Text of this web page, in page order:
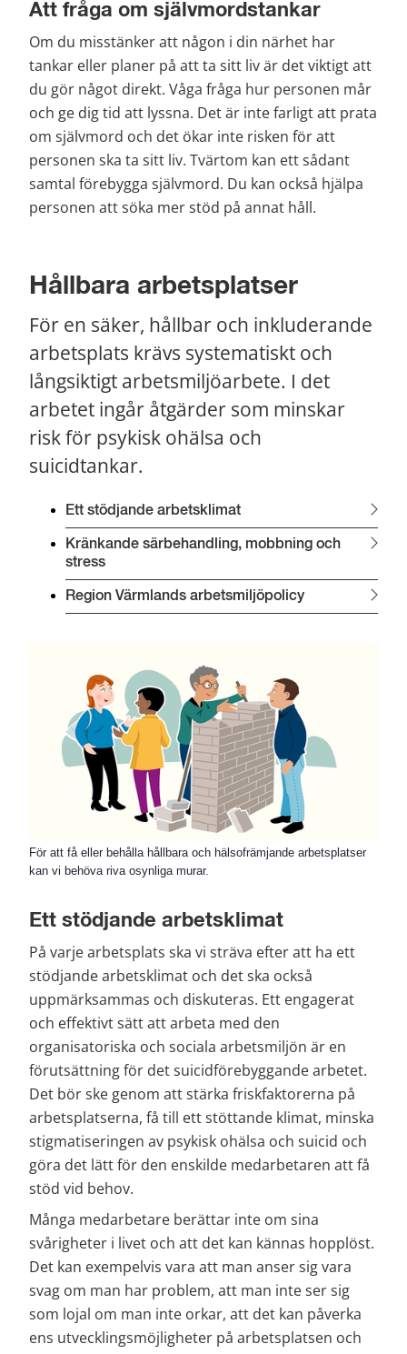
Att fråga om självmordstankar
Om du misstänker att någon i din närhet har
tankar eller planer på att ta sitt liv är det viktigt att
du gör något direkt. Våga fråga hur personen mår
och ge dig tid att lyssna. Det är inte farligt att prata
om självmord och det ökar inte risken för att
personen ska ta sitt liv. Tvärtom kan ett sådant
samtal förebygga självmord. Du kan också hjälpa
personen att söka mer stöd på annat håll.
Hållbara arbetsplatser
För en säker, hållbar och inkluderande
arbetsplats krävs systematiskt och
långsiktigt arbetsmiljöarbete. I det
arbetet ingår åtgärder som minskar
risk för psykisk ohälsa och
suicidtankar.
Ett stödjande arbetsklimat
Kränkande särbehandling, mobbning och
stress
Region Värmlands arbetsmiljöpolicy
För att få eller behålla hållbara och hälsofrämjande arbetsplatser
kan vi behöva riva osynliga murar.
Ett stödjande arbetsklimat
På varje arbetsplats ska vi sträva efter att ha ett
stödjande arbetsklimat och det ska också
uppmärksammas och diskuteras. Ett engagerat
och effektivt sätt att arbeta med den
organisatoriska och sociala arbetsmiljön är en
förutsättning för det suicidförebyggande arbetet.
Det bör ske genom att stärka friskfaktorerna på
arbetsplatserna, få till ett stöttande klimat, minska
stigmatiseringen av psykisk ohälsa och suicid och
göra det lätt för den enskilde medarbetaren att få
stöd vid behov.
Många medarbetare berättar inte om sina
svårigheter i livet och att det kan kännas hopplöst.
Det kan exempelvis vara att man anser sig vara
svag om man har problem, att man inte ser sig
som lojal om man inte orkar, att det kan påverka
ens utvecklingsmöjligheter på arbetsplatsen och